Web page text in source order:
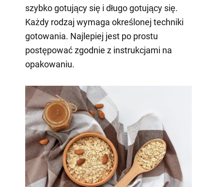
szybko gotujący się i długo gotujący się.
Każdy rodzaj wymaga określonej techniki
gotowania. Najlepiej jest po prostu
postępować zgodnie z instrukcjami na
opakowaniu.